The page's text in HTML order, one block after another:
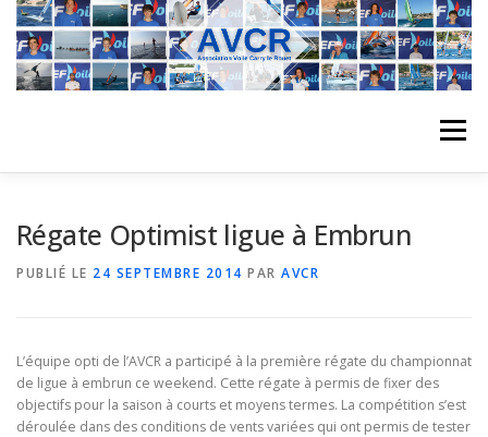
Aller
contenu
Menu
REGATES ALBUMS PHOTO
Régate Optimist ligue à Embrun
PUBLIÉ LE 24 SEPTEMBRE 2014 PAR AVCR
L’équipe opti de l’AVCR a participé à la première régate du championnat
de ligue à embrun ce weekend. Cette régate à permis de fixer des
objectifs pour la saison à courts et moyens termes. La compétition s’est
déroulée dans des conditions de vents variées qui ont permis de tester